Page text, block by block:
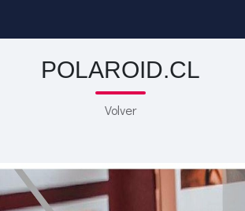
POLAROID.CL
Volver